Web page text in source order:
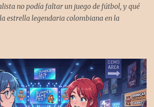
no podía faltar un juego de fútbol, y qué
estrella legendaria colombiana en la